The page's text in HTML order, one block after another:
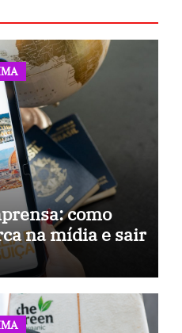
como
na mídia e sair